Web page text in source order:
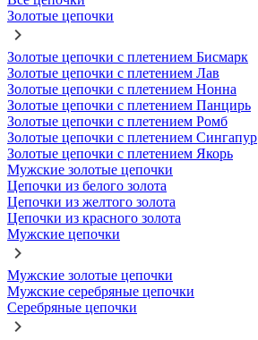
Золотые цепочки
Золотые цепочки с плетением Бисмарк
Золотые цепочки с плетением Лав
Золотые цепочки с плетением Нонна
Золотые цепочки с плетением Панцирь
Золотые цепочки с плетением Ромб
Золотые цепочки с плетением Сингапур
Золотые цепочки с плетением Якорь
Мужские золотые цепочки
Цепочки из белого золота
Цепочки из желтого золота
Цепочки из красного золота
Мужские цепочки
Мужские золотые цепочки
Мужские серебряные цепочки
Серебряные цепочки